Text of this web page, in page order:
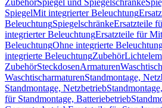
ZubehörSpiegel und Spiegelschränke
SpiegelMit integrierter Beleuchtung
BeleuchtungSpiegelschränkeErsatzteile
integrierter BeleuchtungErsatzteile für
BeleuchtungOhne integrierte
integrierte BeleuchtungZubehör
ZubehörSteckdosenArmaturen
WaschtischarmaturenStandmontage,
Standmontage, Netzbetrieb
für Standmontage, Batteriebetrieb